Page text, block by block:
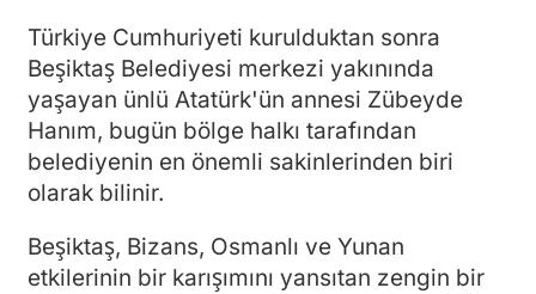
Türkiye Cumhuriyeti kurulduktan sonra
Beşiktaş Belediyesi merkezi yakınında
yaşayan ünlü Atatürk'ün annesi Zübeyde
Hanım, bugün bölge halkı tarafından
belediyenin en önemli sakinlerinden biri
olarak bilinir.
Beşiktaş, Bizans, Osmanlı ve Yunan
etkilerinin bir karışımını yansıtan zengin bir